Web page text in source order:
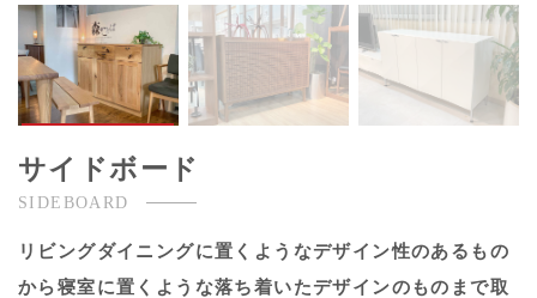
サイドボード
SIDEBOARD
リビングダイニングに置くようなデザイン性のあるもの
から寝室に置くような落ち着いたデザインのものまで取